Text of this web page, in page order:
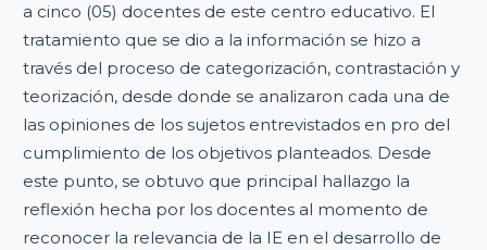
a cinco (05) docentes de este centro educativo. El
tratamiento que se dio a la información se hizo a
través del proceso de categorización, contrastación y
teorización, desde donde se analizaron cada una de
las opiniones de los sujetos entrevistados en pro del
cumplimiento de los objetivos planteados. Desde
este punto, se obtuvo que principal hallazgo la
reflexión hecha por los docentes al momento de
reconocer la relevancia de la IE en el desarrollo de